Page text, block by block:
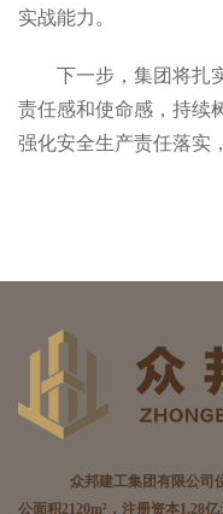
实战能力。
下一步，集团将扎
责任感和使命感，持续
强化安全生产责任落实
众邦建工集团有限公司
公面积2120m²，注册资本1.28